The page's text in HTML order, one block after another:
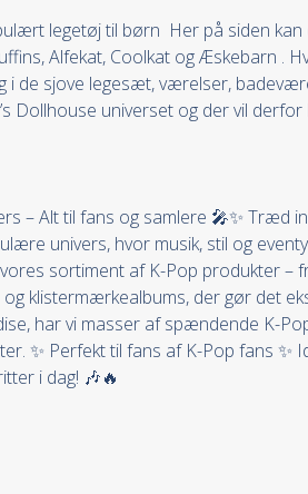
legetøj til børn Her på siden
Alfekat, Coolkat og Æskebarn
i de sjove legesæt, værelser,
Dollhouse universet og der vil
– Alt til fans og samlere 🎤✨ Træd
univers, hvor musik, stil og
sortiment af K-Pop produkter
klistermærkealbums, der gør det
har vi masser af spændende K-
✨ Perfekt til fans af K-Pop fans
i dag! 🎶🔥